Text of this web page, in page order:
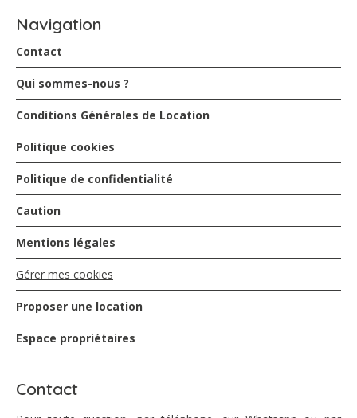
Navigation
Contact
Qui sommes-nous ?
Conditions Générales de Location
Politique cookies
Politique de confidentialité
Caution
Mentions légales
Gérer mes cookies
Proposer une location
Espace propriétaires
Contact